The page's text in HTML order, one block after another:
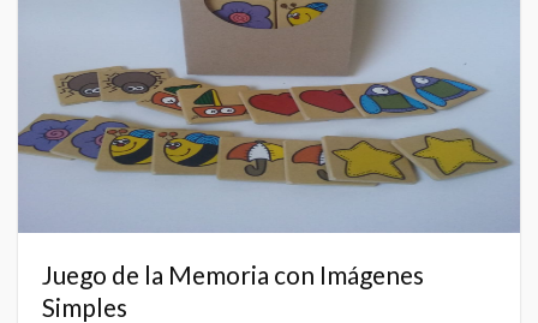
Juego de la Memoria con Imágenes
Simples